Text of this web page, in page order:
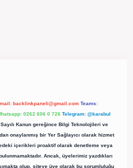
backlinkpaneli@gmail.com Teams:
0262 606 0 726 Telegram: @karabul
Kanun gereğince Bilgi Teknolojileri ve
onaylanmış bir Yer Sağlayıcı olarak hizmet
içerikleri proaktif olarak denetleme veya
Ancak, üyelerimiz yazdıkları
olup, siteye üye olarak bu sorumluluğu